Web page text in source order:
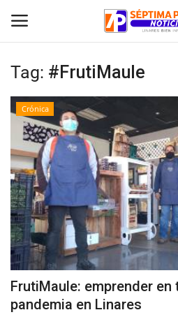
Inicio
Crónica
Policial
Tribunales
Deporte
Política
Espectáculos
Tag: #FrutiMaule
Crónica
FrutiMaule: emprender en
pandemia en Linares